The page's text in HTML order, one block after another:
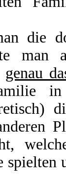
die
man
genau